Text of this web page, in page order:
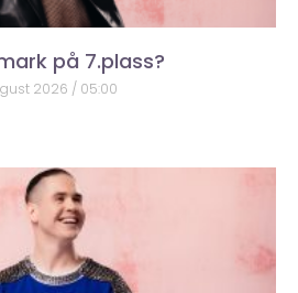
på 7.plass?
2026 05:00